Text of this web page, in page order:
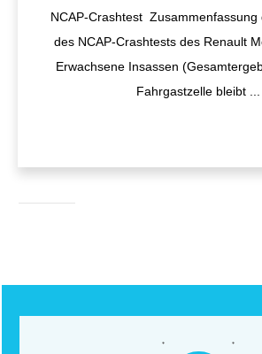
NCAP-Crashtest Zusammenfassung
des NCAP-Crashtests des Renault
Erwachsene Insassen
Fahrgastzelle bleibt